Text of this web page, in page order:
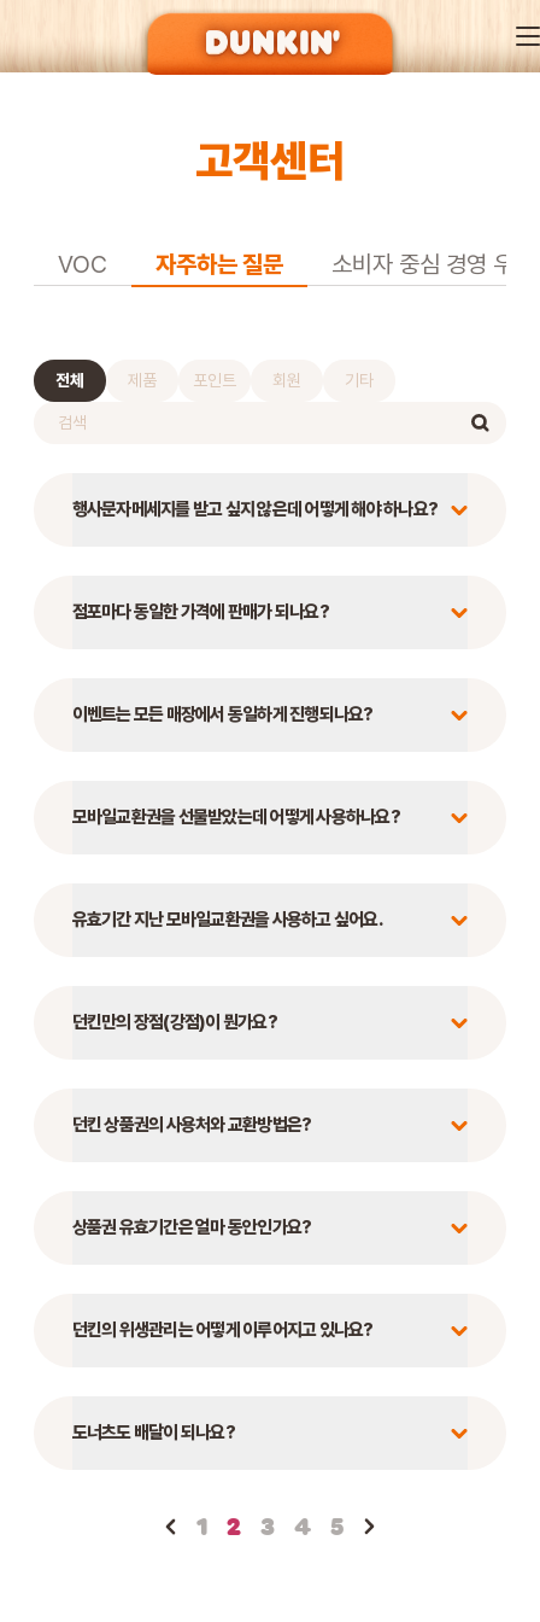
DUNKIN’ OF SEASON
BRAND
MENU
고객센터
VOC 자주하는 질문 소비자 중심 경영 우수
전체 제품 포인트 회원 기타
행사문자메세지를 받고 싶지 않은데 어떻게 해야 하나요?
점포마다 동일한 가격에 판매가 되나요?
이벤트는 모든 매장에서 동일하게 진행되나요?
모바일교환권을 선물받았는데 어떻게 사용하나요?
유효기간 지난 모바일교환권을 사용하고 싶어요.
던킨만의 장점(강점)이 뭔가요?
던킨 상품권의 사용처와 교환방법은?
상품권 유효기간은 얼마 동안인가요?
던킨의 위생관리는 어떻게 이루어지고 있나요?
도너츠도 배달이 되나요?
1 2 3 4 5